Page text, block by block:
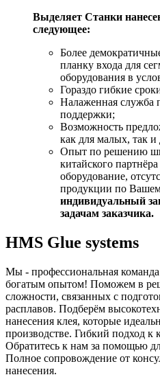
Выделяет Станки
следующее:
Более
планку входа для
оборудования в
Гораздо гибкие
Налаженная служба
поддержки;
Возможность
как для малых, так
Опыт по решению
китайского
оборудование,
продукции по
индивидуальный
задачам заказчика.
HMS Glue systems
Мы - профессиональная
богатым опытом! Поможем в
сложности, связанных с
расплавов. Подберём
нанесения клея, которые
производстве. Гибкий подход к
Обратитесь к нам за помощью
Полное сопровождение от
нанесения.